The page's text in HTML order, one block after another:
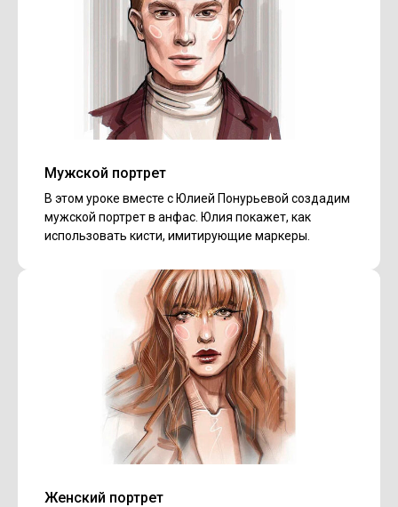
Мужской портрет
В этом уроке вместе с Юлией Понурьевой создадим
мужской портрет в анфас. Юлия покажет, как
использовать кисти, имитирующие маркеры.
Женский портрет